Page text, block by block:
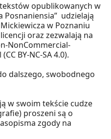
opublikowanych w
Posnaniensia” udzielają
w Poznaniu
oraz zezwalają na
NonCommercial-
BY-NC-SA 4.0).
dalszego, swobodnego
w swoim tekście cudze
proszeni są o
zgody na